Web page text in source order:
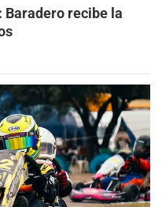
Baradero recibe la